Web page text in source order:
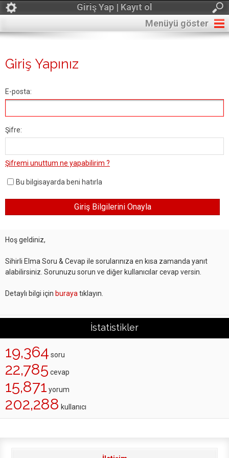
Giriş Yap | Kayıt ol
Menüyü göster
Giriş Yapınız
E-posta:
Şifre:
Şifremi unuttum ne yapabilirim ?
Bu bilgisayarda beni hatırla
Hoş geldiniz,
Sihirli Elma Soru & Cevap ile sorularınıza en kısa zamanda yanıt
alabilirsiniz. Sorunuzu sorun ve diğer kullanıcılar cevap versin.
Detaylı bilgi için buraya tıklayın.
İstatistikler
19,364 soru
22,785 cevap
15,871 yorum
202,288 kullanıcı